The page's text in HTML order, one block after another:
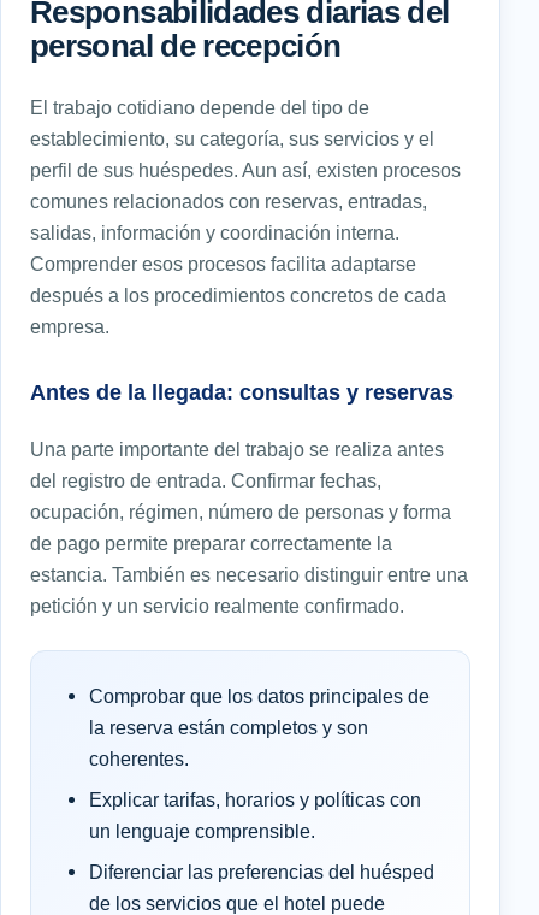
Responsabilidades diarias del
personal de recepción
El trabajo cotidiano depende del tipo de
establecimiento, su categoría, sus servicios y el
perfil de sus huéspedes. Aun así, existen procesos
comunes relacionados con reservas, entradas,
salidas, información y coordinación interna.
Comprender esos procesos facilita adaptarse
después a los procedimientos concretos de cada
empresa.
Antes de la llegada: consultas y reservas
Una parte importante del trabajo se realiza antes
del registro de entrada. Confirmar fechas,
ocupación, régimen, número de personas y forma
de pago permite preparar correctamente la
estancia. También es necesario distinguir entre una
petición y un servicio realmente confirmado.
Comprobar que los datos principales de
la reserva están completos y son
coherentes.
Explicar tarifas, horarios y políticas con
un lenguaje comprensible.
Diferenciar las preferencias del huésped
de los servicios que el hotel puede